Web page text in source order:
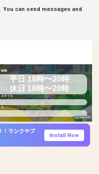
You can send messages and
時間
平日 18時〜20時
休日 18時〜20時
スタイル
と
！ランクやプ
Install Now